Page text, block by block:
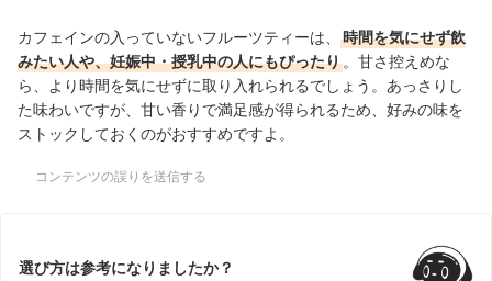
カフェインの入っていないフルーツティーは、
時間を気にせず飲
みたい人や、妊娠中・授乳中の人にもぴったり。甘さ控えめな
ら、より時間を気にせずに取り入れられるでしょう。あっさりし
た味わいですが、甘い香りで満足感が得られるため、好みの味を
ストックしておくのがおすすめですよ。
コンテンツの誤りを送信する
選び方は参考になりましたか？